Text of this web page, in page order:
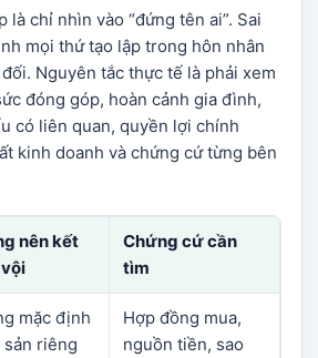
là chỉ nhìn vào “đứng tên ai”. Sai
mọi thứ tạo lập trong hôn nhân
Nguyên tắc thực tế là phải xem
đóng góp, hoàn cảnh gia đình,
có liên quan, quyền lợi chính
kinh doanh và chứng cứ từng bên
nên kết
Chứng cứ cần
tìm
mặc định
sản riêng
Hợp đồng mua,
nguồn tiền, sao